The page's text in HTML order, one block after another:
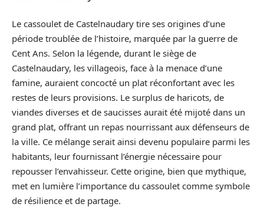
Le cassoulet de Castelnaudary tire ses origines d’une
période troublée de l’histoire, marquée par la guerre de
Cent Ans. Selon la légende, durant le siège de
Castelnaudary, les villageois, face à la menace d’une
famine, auraient concocté un plat réconfortant avec les
restes de leurs provisions. Le surplus de haricots, de
viandes diverses et de saucisses aurait été mijoté dans un
grand plat, offrant un repas nourrissant aux défenseurs de
la ville. Ce mélange serait ainsi devenu populaire parmi les
habitants, leur fournissant l’énergie nécessaire pour
repousser l’envahisseur. Cette origine, bien que mythique,
met en lumière l’importance du cassoulet comme symbole
de résilience et de partage.